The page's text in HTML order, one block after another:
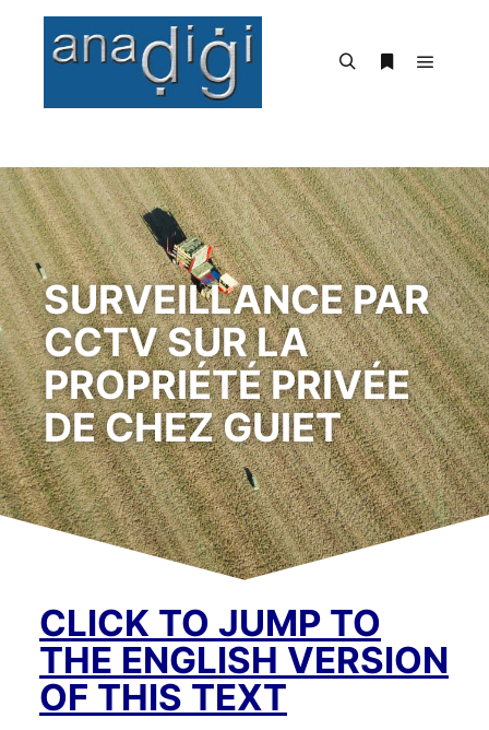
SURVEILLANCE PAR
CCTV SUR LA
PROPRIÉTÉ PRIVÉE
DE CHEZ GUIET
CLICK TO JUMP TO
THE ENGLISH VERSION
OF THIS TEXT